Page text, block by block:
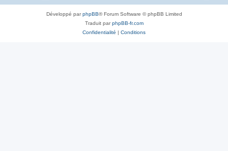
Développé parphpBB® Forum Software © phpBB Limited
Traduit parphpBB-fr.com
Confidentialité | Conditions